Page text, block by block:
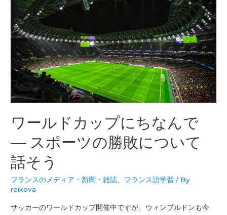
ワールドカップにちなんで
― スポーツの勝敗について
話そう
フランスのメディア・新聞・雑誌、 フランス語学習 / By
reikova
サッカーのワールドカップ開催中ですが、ウィンブルドンも今